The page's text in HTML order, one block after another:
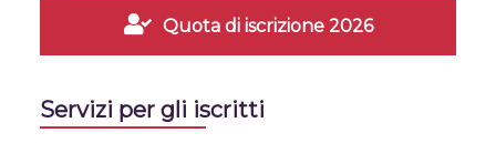
Quota di iscrizione 2026
Servizi per gli iscritti